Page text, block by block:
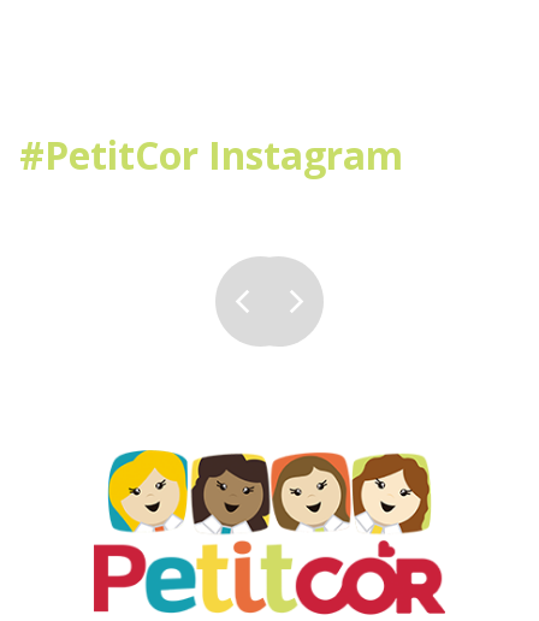
#PetitCor Instagram